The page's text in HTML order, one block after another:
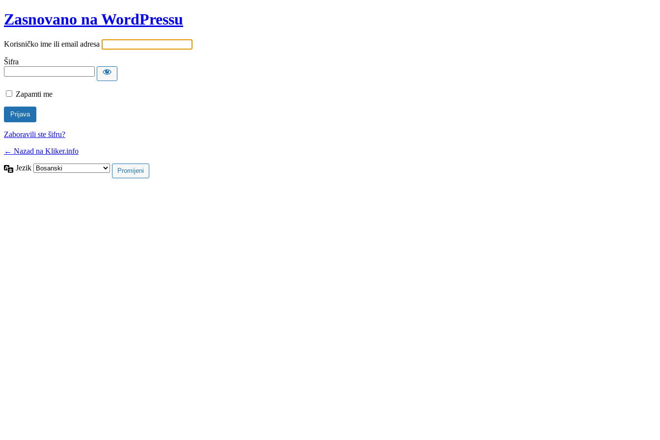
Zasnovano na WordPressu
Korisničko ime ili email adresa
Šifra
Zapamti me
Zaboravili ste šifru?
← Nazad na Kliker.info
Jezik